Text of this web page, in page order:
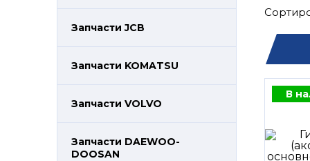
Запчасти JCB
Запчасти KOMATSU
Запчасти VOLVO
Запчасти DAEWOO-
DOOSAN
В